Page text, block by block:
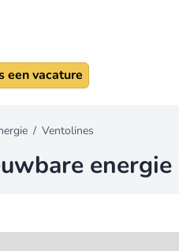
een vacature
/ Ventolines
energie